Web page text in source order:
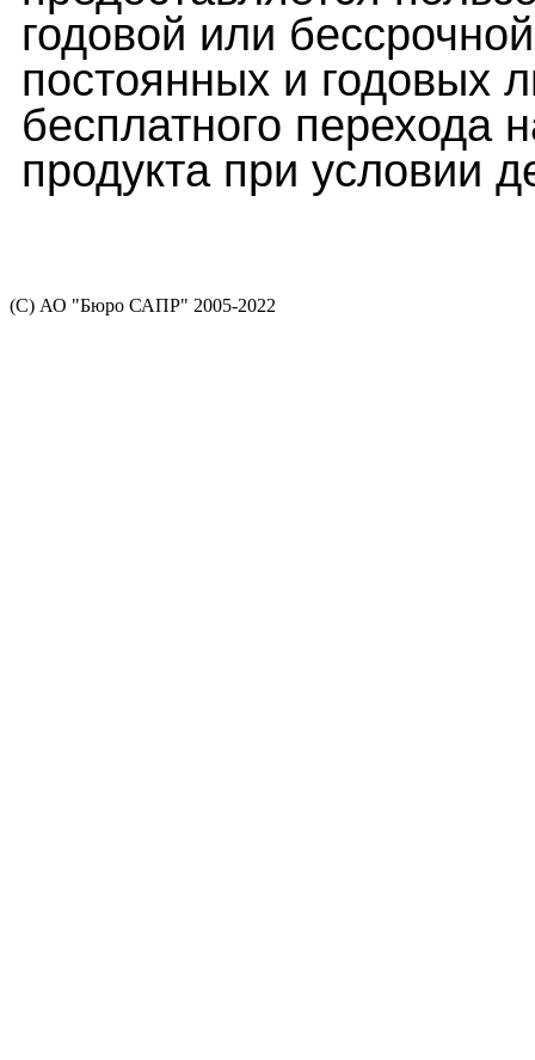
годовой или
постоянных и годовых
бесплатного перехода
продукта при условии
(С) АО "Бюро САПР" 2005-2022